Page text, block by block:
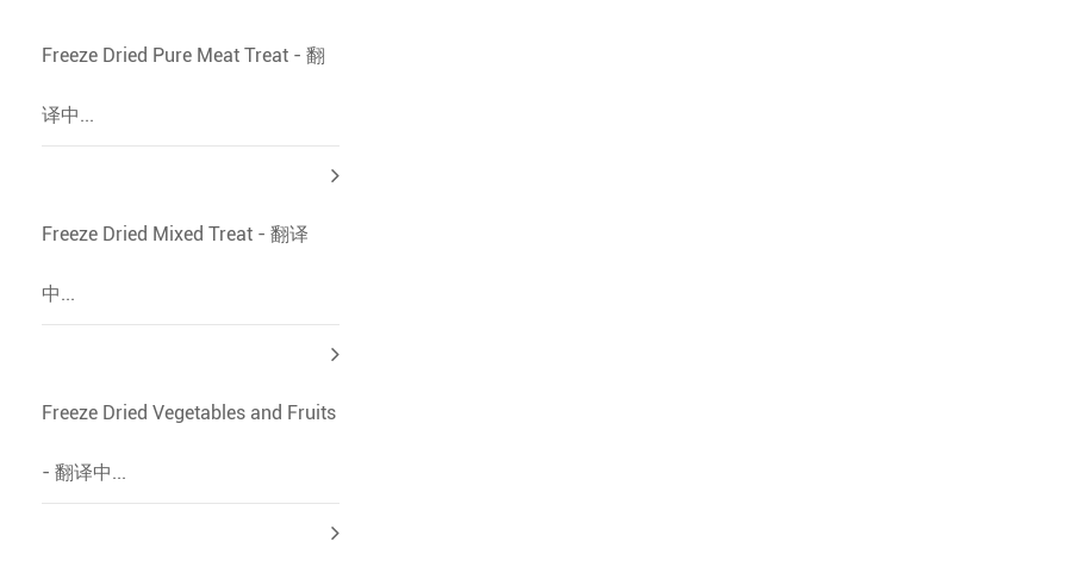
Freeze Dried Pure Meat Treat - 翻
译中...
Freeze Dried Mixed Treat - 翻译
中...
Freeze Dried Vegetables and Fruits
- 翻译中...